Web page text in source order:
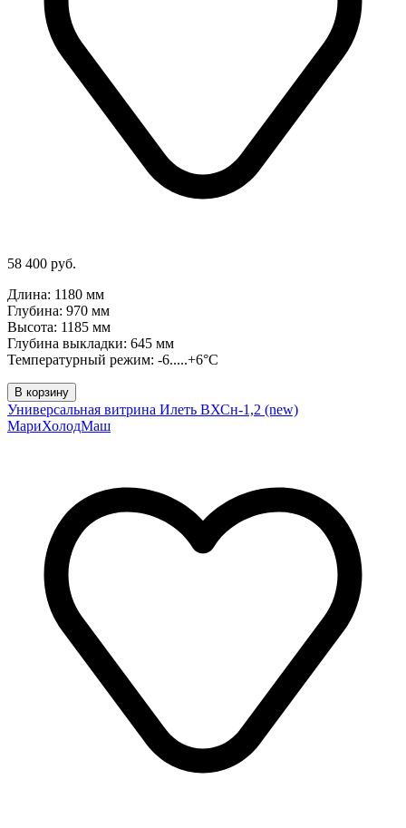
58 400 руб.
Длина: 1180 мм
Глубина: 970 мм
Высота: 1185 мм
Глубина выкладки: 645 мм
Температурный режим: -6.....+6°C
В корзину
Универсальная витрина Илеть ВХСн-1,2 (new)
МариХолодМаш